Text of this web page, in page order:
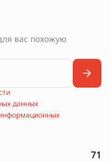
вас похожую
данных
71